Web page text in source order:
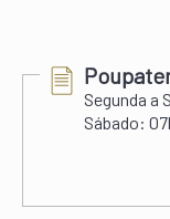
Segunda a
Sábado: